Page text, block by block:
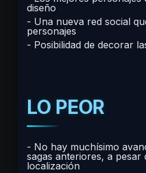
diseño
Una nueva red social
personajes
Posibilidad de decorar
LO PEOR
No hay muchísimo
sagas anteriores, a pesar
localización